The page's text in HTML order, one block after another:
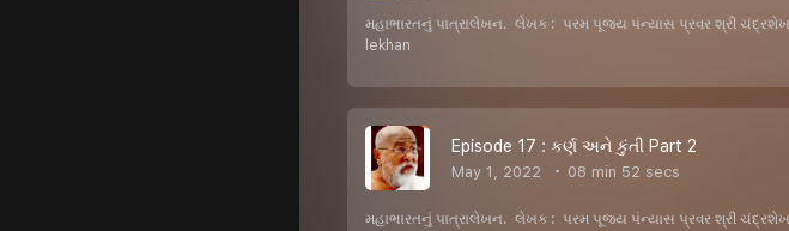
મહાભારતનું પાત્રાલેખન. લેખક : પરમ પૂજ્ય પંન્યાસ પ્રવર શ્રી
lekhan
Episode 17 : કર્ણ અને કુંતી Part 2
May 1, 2022 08 min 52 secs
મહાભારતનું પાત્રાલેખન. લેખક : પરમ પૂજ્ય પંન્યાસ પ્રવર શ્રી